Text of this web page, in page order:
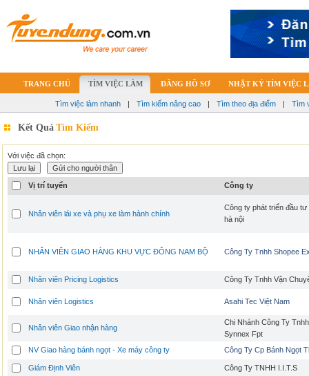
TRANG CHỦ TÌM VIỆC LÀM ĐĂNG HỒ SƠ NHẬT KÝ TÌM VIỆC
Tìm việc làm nhanh | Tìm kiếm nâng cao | Tìm theo địa điểm | Tìm
Kết Quả Tìm Kiếm
Với việc đã chọn:
Vị trí tuyển Công ty
Nhân viên lái xe và phụ xe làm hành chính
Công ty phát triển đầu
hà nội
NHÂN VIÊN GIAO HÀNG KHU VỰC ĐÔNG NAM BỘ Công Ty Tnhh Shopee
Nhân viên Pricing Logistics Công Ty Tnhh Vận
Nhân viên Logistics Asahi Tec Việt Nam
Nhân viên Giao nhận hàng
Chi Nhánh Công Ty
Synnex Fpt
NV Giao hàng bánh ngọt - Xe máy công ty
Công Ty Cp Bánh Ngọt
Giám Định Viên Công Ty TNHH I.I.T.S